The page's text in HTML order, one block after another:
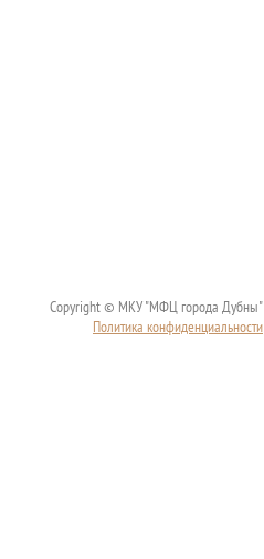
Copyright © МКУ "МФЦ города Дубны"
Политика конфиденциальности